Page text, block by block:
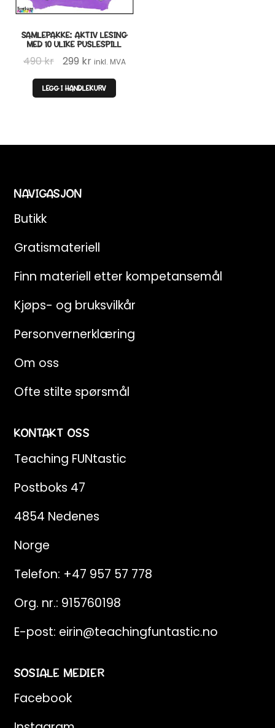
SAMLEPAKKE: AKTIV LESING
MED 10 ULIKE PUSLESPILL
490kr
Opprinnelig
pris
var:
299 krNåværende
pris
er:
inkl. MVA
LEGG I HANDLEKURV
NAVIGASJON
Butikk
Gratismateriell
Finn materiell etter kompetansemål
Kjøps- og bruksvilkår
Personvernerklæring
Om oss
Ofte stilte spørsmål
KONTAKT OSS
Teaching FUNtastic
Postboks 47
4854 Nedenes
Norge
Telefon: +47 957 57 778
Org. nr.: 915760198
E-post: eirin@teachingfuntastic.no
SOSIALE MEDIER
Facebook